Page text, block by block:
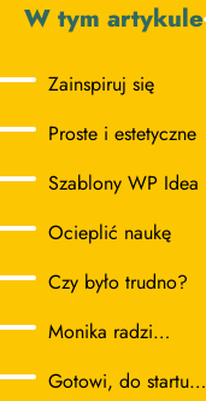
W tym artykule
Zainspiruj się
Proste i estetyczne
Szablony WP Idea
Ocieplić naukę
Czy było trudno?
Monika radzi…
Gotowi, do startu…